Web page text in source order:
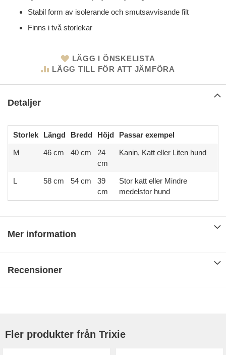
Stabil form av isolerande och smutsavvisande filt
Finns i två storlekar
LÄGG I ÖNSKELISTA
LÄGG TILL FÖR ATT JÄMFÖRA
Detaljer
Storlek Längd Bredd Höjd Passar exempel
M 46 cm 40 cm
24
cm
Kanin, Katt eller Liten hund
L 58 cm 54 cm
39
cm
Stor katt eller Mindre
medelstor hund
Mer information
Recensioner
Fler produkter från Trixie